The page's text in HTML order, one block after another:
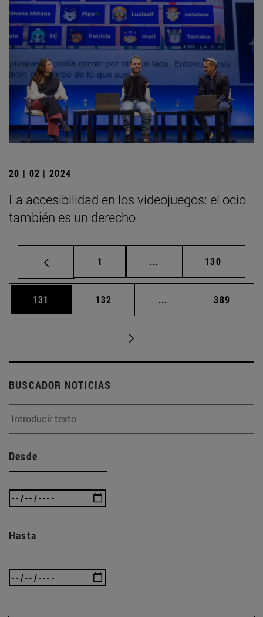
20 | 02 | 2024
La accesibilidad en los videojuegos: el ocio
también es un derecho
Página
1 ... Páginas intermedias
Página
130
Página
131 Página
132 ... Páginas intermedias
Página
389
BUSCADOR NOTICIAS
Desde
Hasta